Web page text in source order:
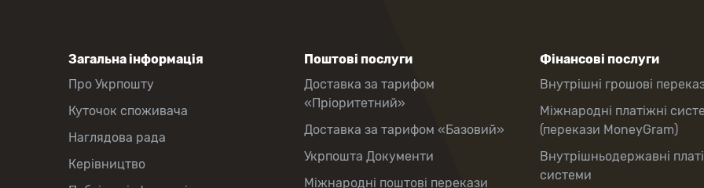
Загальна інформація
Про Укрпошту
Куточок споживача
Наглядова рада
Керівництво
Поштові послуги
Доставка за тарифом
«Пріоритетний»
Доставка за тарифом «Базовий»
Укрпошта Документи
Міжнародні поштові перекази
Фінансові послуги
Внутрішні грошові
Міжнародні платіжні
(перекази MoneyGram)
Внутрішньодержавні
системи